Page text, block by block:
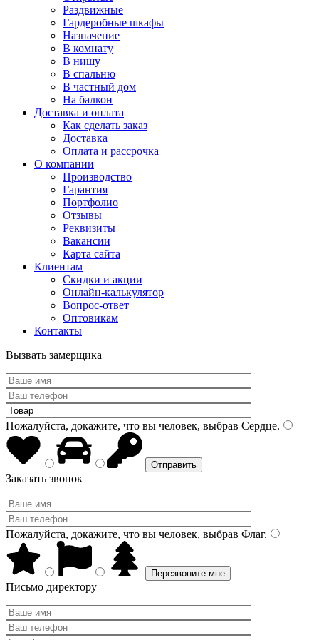
Раздвижные
Гардеробные шкафы
Назначение
В комнату
В нишу
В спальню
В частный дом
На балкон
Доставка и оплата
Как сделать заказ
Доставка
Оплата и рассрочка
О компании
Производство
Гарантия
Портфолио
Отзывы
Реквизиты
Вакансии
Карта сайта
Клиентам
Скидки и акции
Онлайн-калькулятор
Вопрос-ответ
Оптовикам
Контакты
Вызвать замерщика
Пожалуйста, докажите, что вы человек, выбрав Сердце.
Заказать звонок
Пожалуйста, докажите, что вы человек, выбрав Флаг.
Письмо директору